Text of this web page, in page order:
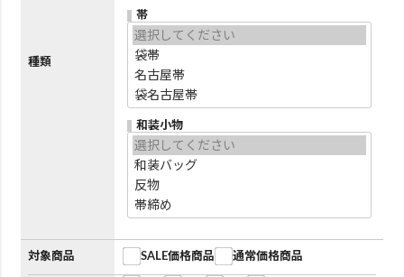
種類
帯
和装小物
対象商品 SALE価格商品 通常価格商品